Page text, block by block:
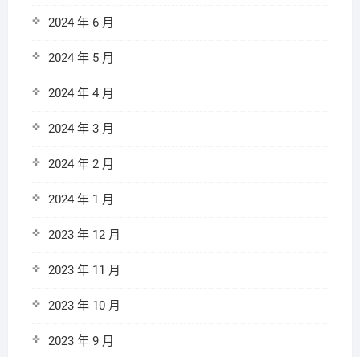
2024 年 6 月
2024 年 5 月
2024 年 4 月
2024 年 3 月
2024 年 2 月
2024 年 1 月
2023 年 12 月
2023 年 11 月
2023 年 10 月
2023 年 9 月